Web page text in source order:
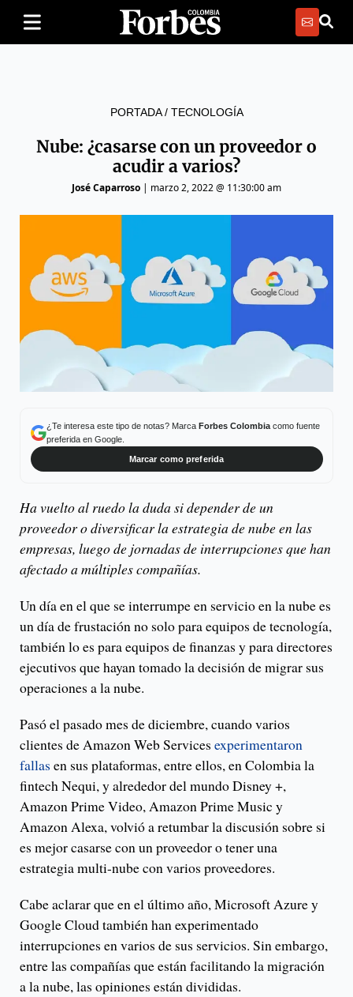
PORTADA/ TECNOLOGÍA
Nube: ¿casarse con un proveedor o
acudir a varios?
José Caparroso | marzo 2, 2022 @ 11:30:00 am
¿Te interesa este tipo de notas? Marca Forbes Colombiacomo fuente
preferida en Google.
Marcar como preferida
Ha vuelto al ruedo la duda si depender de un
proveedor o diversificar la estrategia de nube en las
empresas, luego de jornadas de interrupciones que han
afectado a múltiples compañías.
Un día en el que se interrumpe en servicio en la nube es
un día de frustación no solo para equipos de tecnología,
también lo es para equipos de finanzas y para directores
ejecutivos que hayan tomado la decisión de migrar sus
operaciones a la nube.
Pasó el pasado mes de diciembre, cuando varios
clientes de Amazon Web Services experimentaron
fallas en sus plataformas, entre ellos, en Colombia la
fintech Nequi, y alrededor del mundo Disney +,
Amazon Prime Video, Amazon Prime Music y
Amazon Alexa, volvió a retumbar la discusión sobre si
es mejor casarse con un proveedor o tener una
estrategia multi-nube con varios proveedores.
Cabe aclarar que en el último año, Microsoft Azure y
Google Cloud también han experimentado
interrupciones en varios de sus servicios. Sin embargo,
entre las compañías que están facilitando la migración
a la nube, las opiniones están divididas.